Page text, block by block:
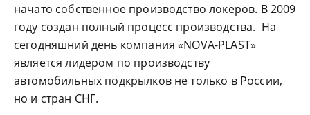
начато собственное производство локеров. В 2009
году создан полный процесс производства. На
сегодняшний день компания «NOVA-PLAST»
является лидером по производству
автомобильных подкрылков не только в России,
но и стран СНГ.